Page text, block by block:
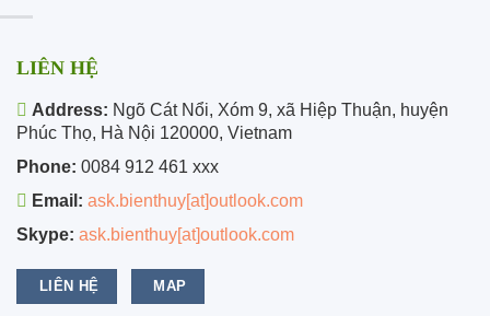
LIÊN HỆ
Address: Ngõ Cát Nổi, Xóm 9, xã Hiệp Thuận, huyện
Phúc Thọ, Hà Nội 120000, Vietnam
Phone: 0084 912 461 xxx
Email: ask.bienthuy[at]outlook.com
Skype: ask.bienthuy[at]outlook.com
LIÊN HỆ MAP